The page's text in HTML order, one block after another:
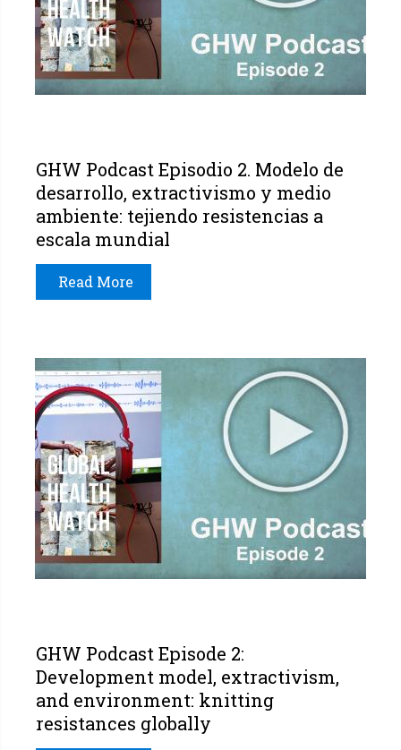
GHW Podcast Episodio 2. Modelo de
desarrollo, extractivismo y medio
ambiente: tejiendo resistencias a
escala mundial
Read More
GHW Podcast Episode 2:
Development model, extractivism,
and environment: knitting
resistances globally